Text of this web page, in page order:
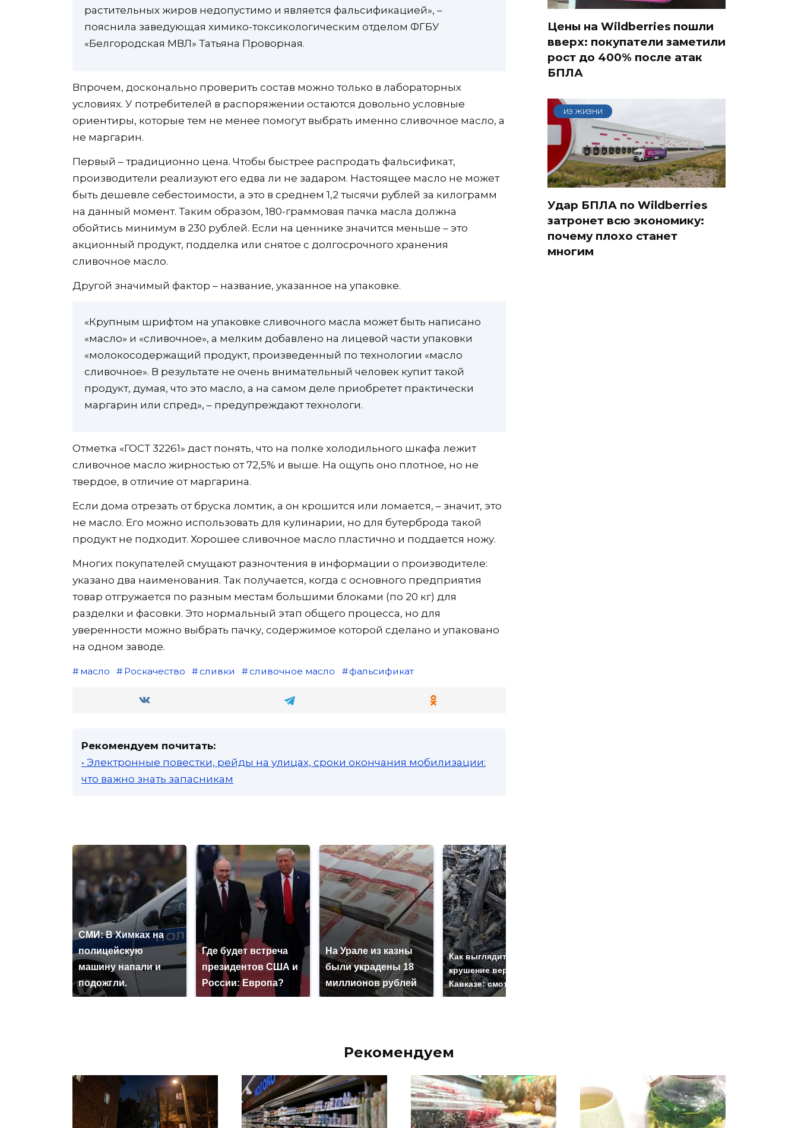
растительных жиров недопустимо и является фальсификацией», –
пояснила заведующая химико-токсикологическим отделом ФГБУ
«Белгородская МВЛ» Татьяна Проворная.
Впрочем, досконально проверить состав можно только в лабораторных
условиях. У потребителей в распоряжении остаются довольно условные
ориентиры, которые тем не менее помогут выбрать именно сливочное масло, а
не маргарин.
Первый – традиционно цена. Чтобы быстрее распродать фальсификат,
производители реализуют его едва ли не задаром. Настоящее масло не может
быть дешевле себестоимости, а это в среднем 1,2 тысячи рублей за килограмм
на данный момент. Таким образом, 180-граммовая пачка масла должна
обойтись минимум в 230 рублей. Если на ценнике значится меньше – это
акционный продукт, подделка или снятое с долгосрочного хранения
сливочное масло.
Другой значимый фактор – название, указанное на упаковке.
«Крупным шрифтом на упаковке сливочного масла может быть написано
«масло» и «сливочное», а мелким добавлено на лицевой части упаковки
«молокосодержащий продукт, произведенный по технологии «масло
сливочное». В результате не очень внимательный человек купит такой
продукт, думая, что это масло, а на самом деле приобретет практически
маргарин или спред», – предупреждают технологи.
Отметка «ГОСТ 32261» даст понять, что на полке холодильного шкафа лежит
сливочное масло жирностью от 72,5% и выше. На ощупь оно плотное, но не
твердое, в отличие от маргарина.
Если дома отрезать от бруска ломтик, а он крошится или ломается, – значит, это
не масло. Его можно использовать для кулинарии, но для бутерброда такой
продукт не подходит. Хорошее сливочное масло пластично и поддается ножу.
Многих покупателей смущают разночтения в информации о производителе:
указано два наименования. Так получается, когда с основного предприятия
товар отгружается по разным местам большими блоками (по 20 кг) для
разделки и фасовки. Это нормальный этап общего процесса, но для
уверенности можно выбрать пачку, содержимое которой сделано и упаковано
на одном заводе.
масло Роскачество сливки сливочное масло фальсификат
Рекомендуем почитать:
• Электронные повестки, рейды на улицах, сроки окончания мобилизации:
что важно знать запасникам
СМИ: В Химках на
полицейскую
машину напали и
подожгли.
Где будет встреча
президентов США и
России: Европа?
На Урале из казны
были украдены 18
миллионов рублей
Как выглядит место
крушение вертолета на
Кавказе: смотреть
Цены на Wildberries пошли
вверх: покупатели заметили
рост до 400% после атак
БПЛА
ИЗ ЖИЗНИ
Удар БПЛА по Wildberries
затронет всю экономику:
почему плохо станет
многим
Рекомендуем